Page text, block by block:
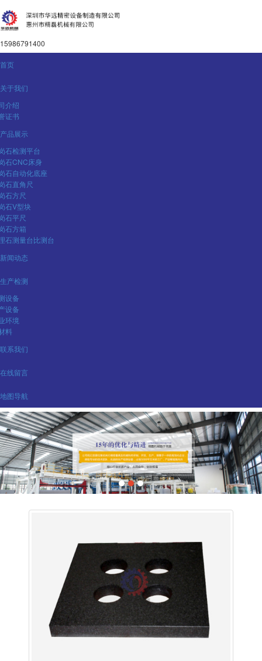
15986791400
首页
关于我们
介绍
证书
产品展示
石检测平台
石CNC床身
石自动化底座
石直角尺
石方尺
石V型块
石平尺
石方箱
石测量台比测台
新闻动态
生产检测
设备
设备
环境
料
联系我们
在线留言
地图导航